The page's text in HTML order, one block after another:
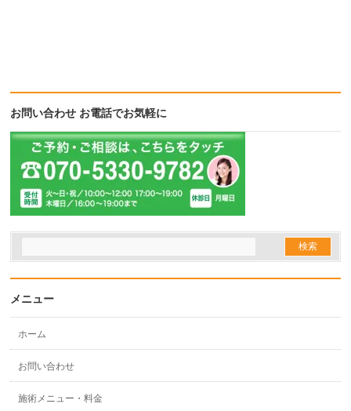
お問い合わせ お電話でお気軽に
メニュー
ホーム
お問い合わせ
施術メニュー・料金